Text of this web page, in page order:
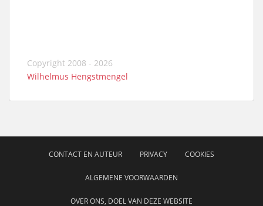
Copyright 2008 - 2026
Wilhelmus Hengstmengel
CONTACT EN AUTEUR PRIVACY COOKIES
ALGEMENE VOORWAARDEN
OVER ONS, DOEL VAN DEZE WEBSITE